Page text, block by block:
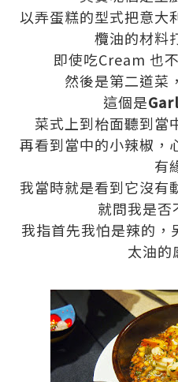
以弄蛋糕的型式把意大
欖油的材料
即使吃Cream 也
然後是第二道菜
這個是
菜式上到枱面聽到當
再看到當中的小辣椒，
有
我當時就是看到它沒有
就問我是否
我指首先我怕是辣的，
太油的